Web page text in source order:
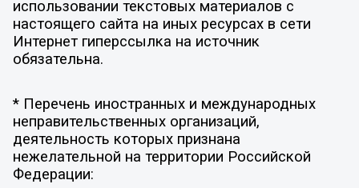
использовании текстовых материалов с
настоящего сайта на иных ресурсах в сети
Интернет гиперссылка на источник
обязательна.
* Перечень иностранных и международных
неправительственных организаций,
деятельность которых признана
нежелательной на территории Российской
Федерации: